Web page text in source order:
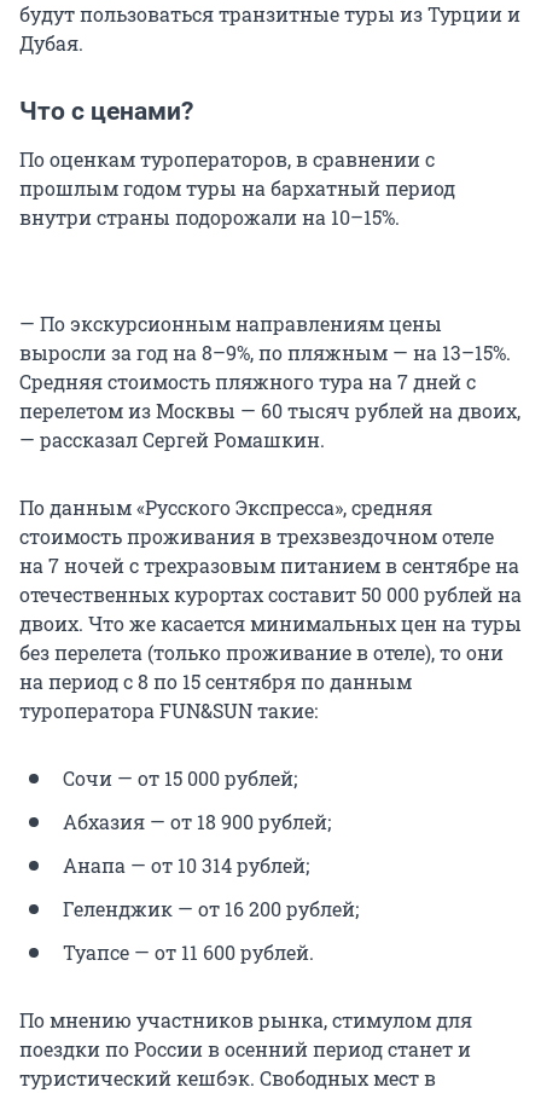
будут пользоваться транзитные туры из Турции и
Дубая.
Что с ценами?
По оценкам туроператоров, в сравнении с
прошлым годом туры на бархатный период
внутри страны подорожали на 10–15%.
— По экскурсионным направлениям цены
выросли за год на 8–9%, по пляжным — на 13–15%.
Средняя стоимость пляжного тура на 7 дней с
перелетом из Москвы — 60 тысяч рублей на двоих,
— рассказал Сергей Ромашкин.
По данным «Русского Экспресса», средняя
стоимость проживания в трехзвездочном отеле
на 7 ночей с трехразовым питанием в сентябре на
отечественных курортах составит 50 000 рублей на
двоих. Что же касается минимальных цен на туры
без перелета (только проживание в отеле), то они
на период с 8 по 15 сентября по данным
туроператора FUN&SUN такие:
Сочи — от 15 000 рублей;
Абхазия — от 18 900 рублей;
Анапа — от 10 314 рублей;
Геленджик — от 16 200 рублей;
Туапсе — от 11 600 рублей.
По мнению участников рынка, стимулом для
поездки по России в осенний период станет и
туристический кешбэк. Свободных мест в